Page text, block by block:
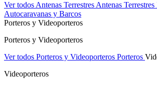
Ver todos Antenas Terrestres Antenas Terrestres
Autocaravanas y Barcos
Porteros y Videoporteros
Porteros y Videoporteros
Ver todos Porteros y Videoporteros Porteros
Videoporteros